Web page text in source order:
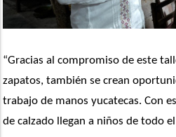
“Gracias al compromiso de este
zapatos, también se crean
trabajo de manos yucatecas. Con
de calzado llegan a niños de todo